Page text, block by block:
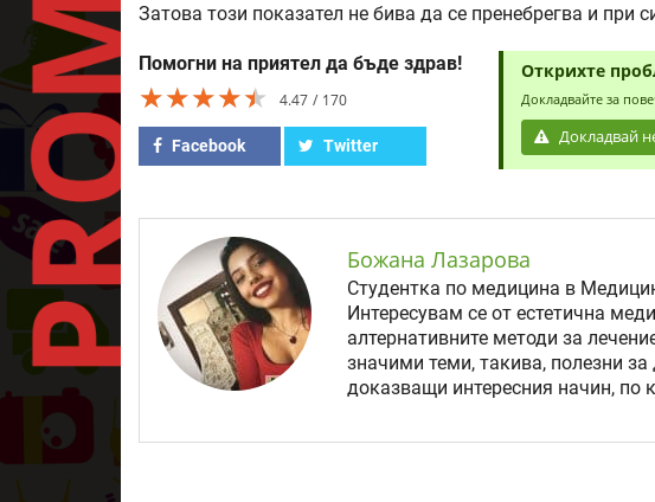
Затова този показател не бива да се пренебрегва и при
Помогни на приятел да бъде здрав!
★★★★★
★★★★★
★★★★★ 4.47 170
Facebook Twitter
Открихте
Докладвайте за
Докладвай
Божана Лазарова
Студентка по медицина в
Интересувам се от естетична
алтернативните методи за
значими теми, такива, полезни
доказващи интересния начин, по